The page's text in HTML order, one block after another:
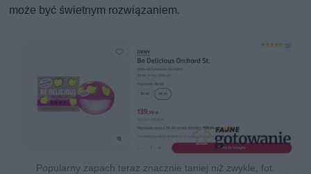
może być świetnym rozwiązaniem.
Popularny zapach teraz znacznie taniej niż zwykle, fot.